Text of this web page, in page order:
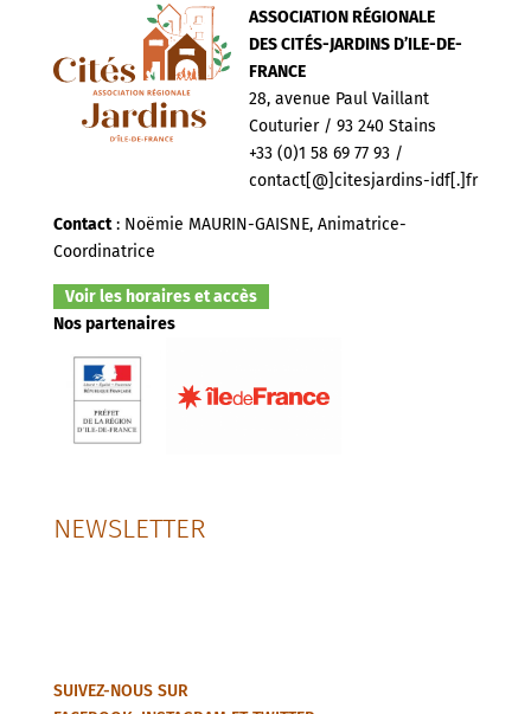
ASSOCIATION RÉGIONALE
DES CITÉS-JARDINS D’ILE-DE-
FRANCE
28, avenue Paul Vaillant
Couturier / 93 240 Stains
+33 (0)1 58 69 77 93 /
contact[@]citesjardins-idf[.]fr
Contact: Noëmie MAURIN-GAISNE, Animatrice-
Coordinatrice
Voir les horaires et accès
Nos partenaires
NEWSLETTER
SUIVEZ-NOUS SUR